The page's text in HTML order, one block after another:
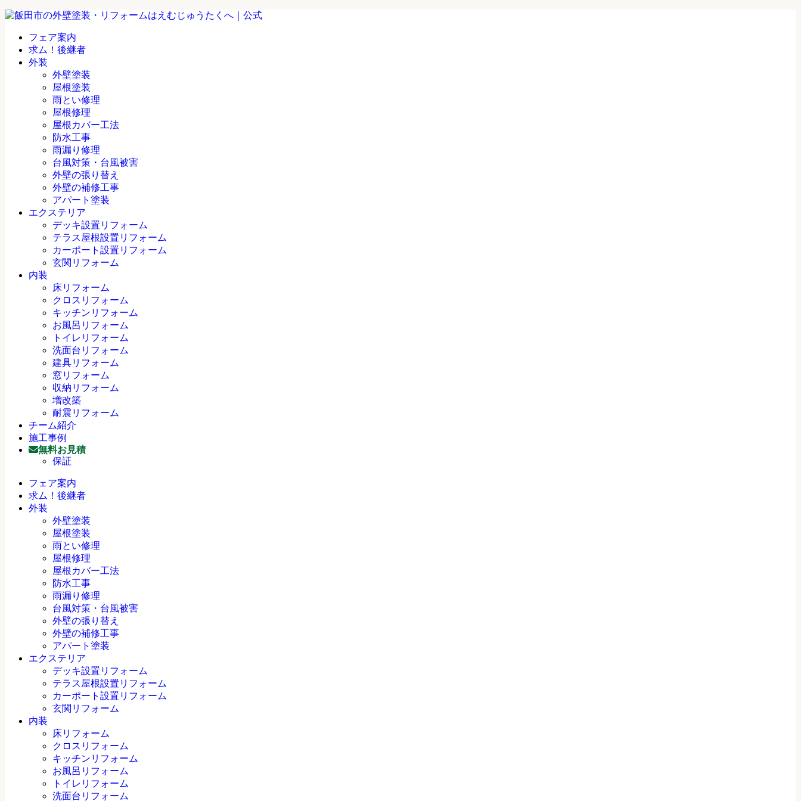
フェア案内
求ム！後継者
外装
外壁塗装
屋根塗装
雨とい修理
屋根修理
屋根カバー工法
防水工事
雨漏り修理
台風対策・台風被害
外壁の張り替え
外壁の補修工事
アパート塗装
エクステリア
デッキ設置リフォーム
テラス屋根設置リフォーム
カーポート設置リフォーム
玄関リフォーム
内装
床リフォーム
クロスリフォーム
キッチンリフォーム
お風呂リフォーム
トイレリフォーム
洗面台リフォーム
建具リフォーム
窓リフォーム
収納リフォーム
増改築
耐震リフォーム
チーム紹介
施工事例
無料お見積
保証
フェア案内
求ム！後継者
外装
外壁塗装
屋根塗装
雨とい修理
屋根修理
屋根カバー工法
防水工事
雨漏り修理
台風対策・台風被害
外壁の張り替え
外壁の補修工事
アパート塗装
エクステリア
デッキ設置リフォーム
テラス屋根設置リフォーム
カーポート設置リフォーム
玄関リフォーム
内装
床リフォーム
クロスリフォーム
キッチンリフォーム
お風呂リフォーム
トイレリフォーム
洗面台リフォーム